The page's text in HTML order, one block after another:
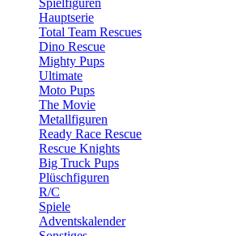
Spielfiguren
Hauptserie
Total Team Rescues
Dino Rescue
Mighty Pups
Ultimate
Moto Pups
The Movie
Metallfiguren
Ready Race Rescue
Rescue Knights
Big Truck Pups
Plüschfiguren
R/C
Spiele
Adventskalender